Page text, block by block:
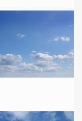
無料ダウンロード